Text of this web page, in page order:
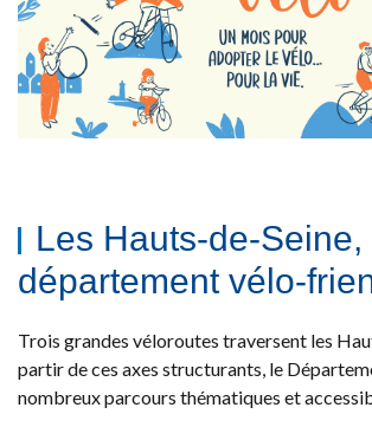
Les Hauts-de-Seine,
département vélo-
Trois grandes véloroutes traversent les
partir de ces axes structurants, le
nombreux parcours thématiques et